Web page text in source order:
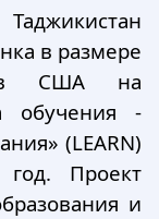
в размере
США на
обучения -
(LEARN)
Проект
и